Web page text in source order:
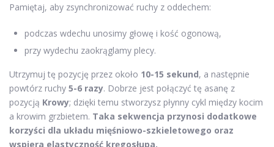
Pamiętaj, aby zsynchronizować ruchy z oddechem:
podczas wdechu unosimy głowę i kość ogonową,
przy wydechu zaokrąglamy plecy.
Utrzymuj tę pozycję przez około 10-15 sekund, a następnie
powtórz ruchy 5-6 razy. Dobrze jest połączyć tę asanę z
pozycją Krowy; dzięki temu stworzysz płynny cykl między kocim
a krowim grzbietem. Taka sekwencja przynosi dodatkowe
korzyści dla układu mięśniowo-szkieletowego oraz
wspiera elastyczność kręgosłupa.